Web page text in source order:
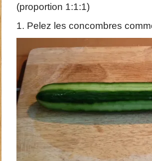
(proportion 1:1:1)
1. Pelez les concombres